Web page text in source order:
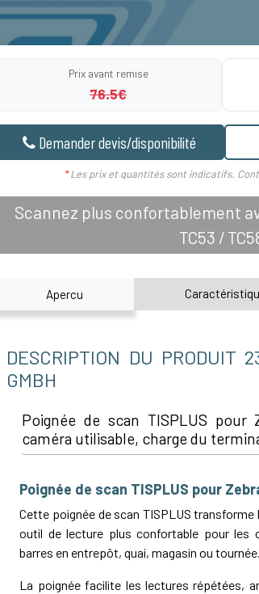
Prix avant remise
76.5€
Demander devis/disponibilité
*Les prix et quantités sont indicatifs.
Scannez plus confortablement
TC53 /
Apercu
DESCRIPTION DU PRODUIT
GMBH
Poignée de scan TISPLUS pour
caméra utilisable, charge du
Poignée de scan TISPLUS pour
Cette poignée de scan TISPLUS transforme
outil de lecture plus confortable pour les
barres en entrepôt, quai, magasin ou tournée.
La poignée facilite les lectures répétées,